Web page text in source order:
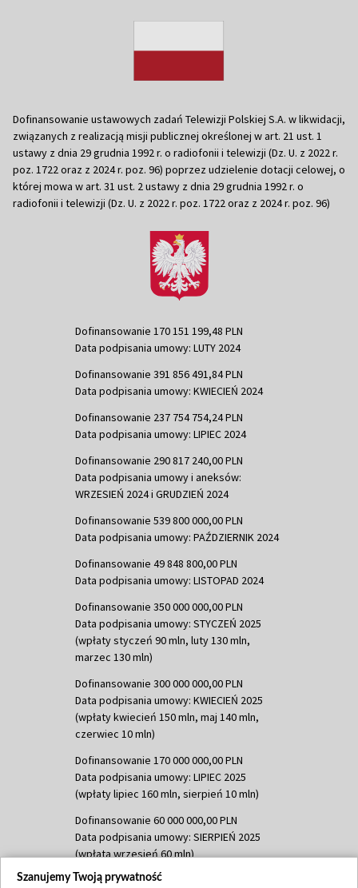
Dofinansowanie ustawowych zadań Telewizji Polskiej S.A. w likwidacji,
związanych z realizacją misji publicznej określonej w art. 21 ust. 1
ustawy z dnia 29 grudnia 1992 r. o radiofonii i telewizji (Dz. U. z 2022 r.
poz. 1722 oraz z 2024 r. poz. 96) poprzez udzielenie dotacji celowej, o
której mowa w art. 31 ust. 2 ustawy z dnia 29 grudnia 1992 r. o
radiofonii i telewizji (Dz. U. z 2022 r. poz. 1722 oraz z 2024 r. poz. 96)
Dofinansowanie 170 151 199,48 PLN
Data podpisania umowy: LUTY 2024
Dofinansowanie 391 856 491,84 PLN
Data podpisania umowy: KWIECIEŃ 2024
Dofinansowanie 237 754 754,24 PLN
Data podpisania umowy: LIPIEC 2024
Dofinansowanie 290 817 240,00 PLN
Data podpisania umowy i aneksów:
WRZESIEŃ 2024 i GRUDZIEŃ 2024
Dofinansowanie 539 800 000,00 PLN
Data podpisania umowy: PAŹDZIERNIK 2024
Dofinansowanie 49 848 800,00 PLN
Data podpisania umowy: LISTOPAD 2024
Dofinansowanie 350 000 000,00 PLN
Data podpisania umowy: STYCZEŃ 2025
(wpłaty styczeń 90 mln, luty 130 mln,
marzec 130 mln)
Dofinansowanie 300 000 000,00 PLN
Data podpisania umowy: KWIECIEŃ 2025
(wpłaty kwiecień 150 mln, maj 140 mln,
czerwiec 10 mln)
Dofinansowanie 170 000 000,00 PLN
Data podpisania umowy: LIPIEC 2025
(wpłaty lipiec 160 mln, sierpień 10 mln)
Dofinansowanie 60 000 000,00 PLN
Data podpisania umowy: SIERPIEŃ 2025
(wpłata wrzesień 60 mln)
Dofinansowanie 635 783 051,21 PLN
Szanujemy Twoją prywatność